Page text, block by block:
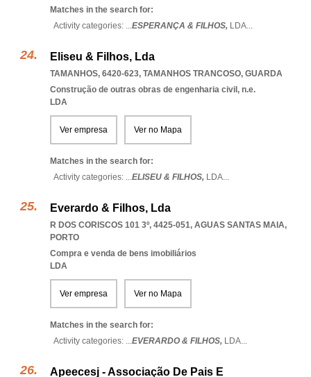
Matches in the search for:
Activity categories: ...ESPERANÇA & FILHOS, LDA...
Eliseu & Filhos, Lda
TAMANHOS, 6420-623, TAMANHOS TRANCOSO, GUARDA
Construção de outras obras de engenharia civil, n.e.
LDA
Ver empresa Ver no Mapa
Matches in the search for:
Activity categories: ...ELISEU & FILHOS, LDA...
Everardo & Filhos, Lda
R DOS CORISCOS 101 3º, 4425-051, AGUAS SANTAS MAIA,
PORTO
Compra e venda de bens imobiliários
LDA
Ver empresa Ver no Mapa
Matches in the search for:
Activity categories: ...EVERARDO & FILHOS, LDA...
Apeecesj - Associação De Pais E